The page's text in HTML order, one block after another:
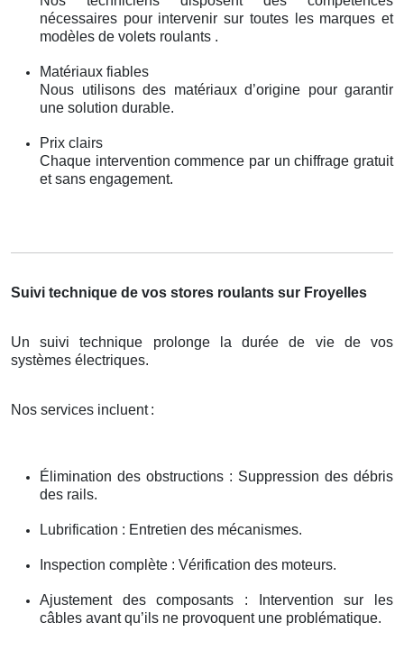
nécessaires pour intervenir sur toutes les marques et
modèles de volets roulants .
Matériaux fiables
Nous utilisons des matériaux d’origine pour garantir
une solution durable.
Prix clairs
Chaque intervention commence par un chiffrage gratuit
et sans engagement.
Suivi technique de vos stores roulants sur Froyelles
Un suivi technique prolonge la durée de vie de vos
systèmes électriques.
Nos services incluent :
Élimination des obstructions : Suppression des débris
des rails.
Lubrification : Entretien des mécanismes.
Inspection complète : Vérification des moteurs.
Ajustement des composants : Intervention sur les
câbles avant qu’ils ne provoquent une problématique.